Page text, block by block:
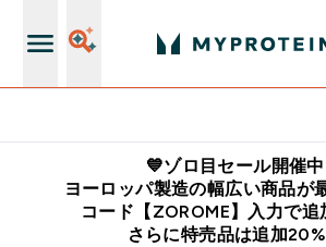
💙ゾロ目セール開催
ヨーロッパ製造の幅広い商品が
コード【ZOROME】入力で追
さらに特売品は追加